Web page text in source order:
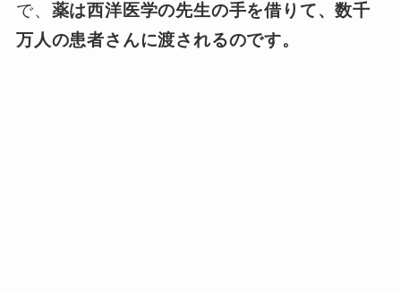
で、 薬は西洋医学の先生の手を借りて、数千
万人の患者さんに渡されるのです。